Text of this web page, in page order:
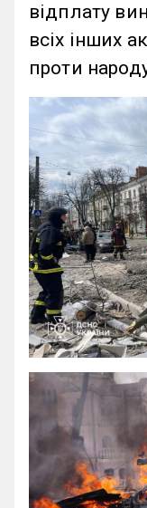
відплату
всіх інших
проти